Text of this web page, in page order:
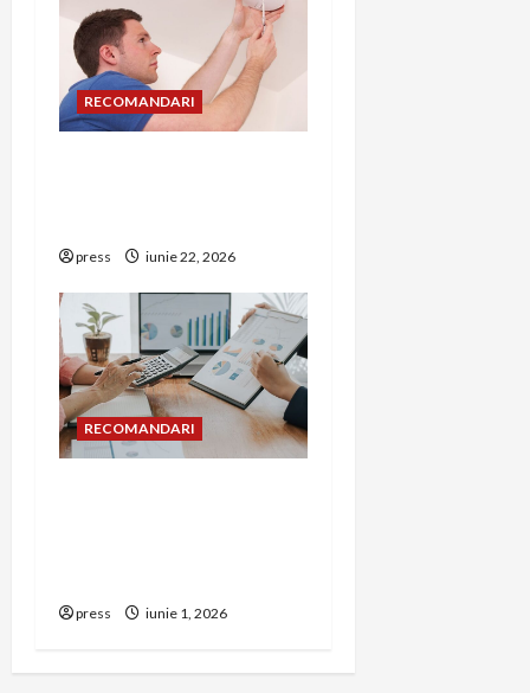
RECOMANDARI
press iunie 22, 2026
RECOMANDARI
press iunie 1, 2026